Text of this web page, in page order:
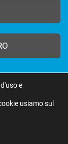
–Privacy Policy|
e
usiamo sul